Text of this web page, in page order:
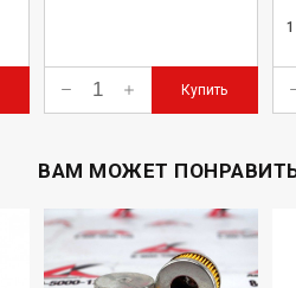
Купить
ВАМ МОЖЕТ